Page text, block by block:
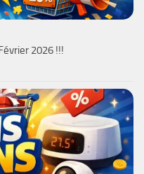
2026 !!!